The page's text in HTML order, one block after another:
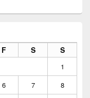
F S S
1
6 7
8